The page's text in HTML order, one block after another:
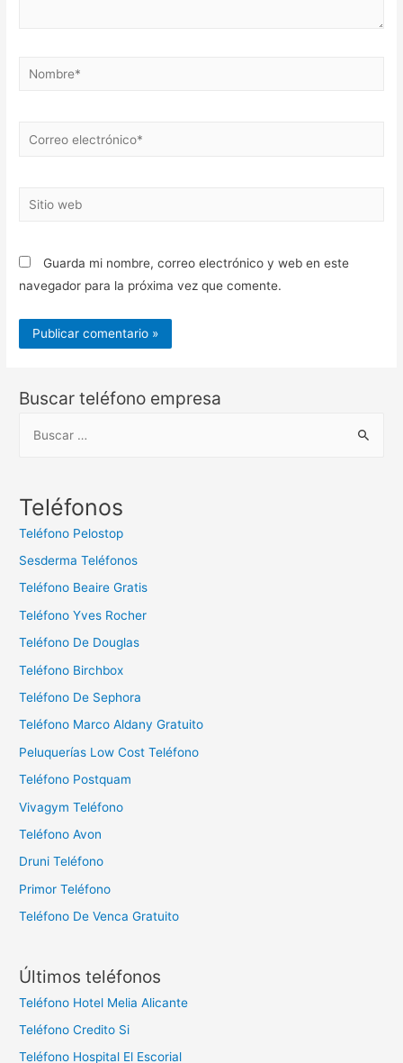
Nombre*
Correo
Sitio
Guarda mi nombre, correo electrónico y web en este
navegador para la próxima vez que comente.
Buscar teléfono empresa
c
:
Teléfonos
Teléfono Pelostop
Sesderma Teléfonos
Teléfono Beaire Gratis
Teléfono Yves Rocher
Teléfono De Douglas
Teléfono Birchbox
Teléfono De Sephora
Teléfono Marco Aldany Gratuito
Peluquerías Low Cost Teléfono
Teléfono Postquam
Vivagym Teléfono
Teléfono Avon
Druni Teléfono
Primor Teléfono
Teléfono De Venca Gratuito
Últimos teléfonos
Teléfono Hotel Melia Alicante
Teléfono Credito Si
Teléfono Hospital El Escorial